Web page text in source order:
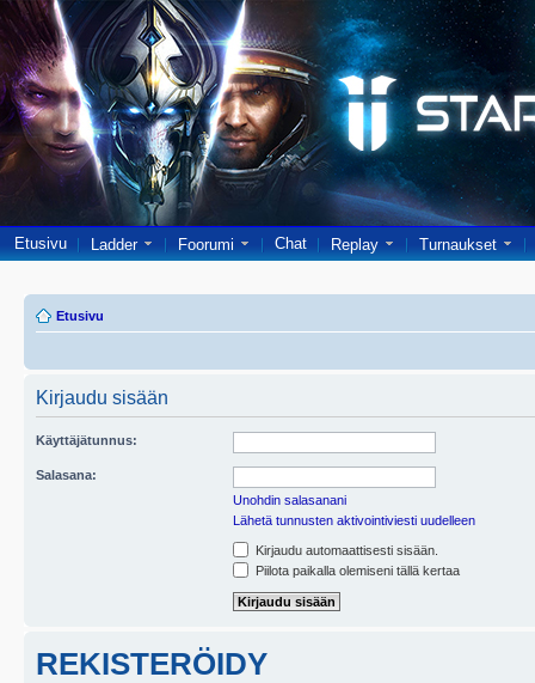
Etusivu Ladder Foorumi Chat Replay Turnaukset
Etusivu
Kirjaudu sisään
Käyttäjätunnus:
Salasana:
Unohdin salasanani
Lähetä tunnusten aktivointiviesti uudelleen
Kirjaudu automaattisesti sisään.
Piilota paikalla olemiseni tällä kertaa
REKISTERÖIDY